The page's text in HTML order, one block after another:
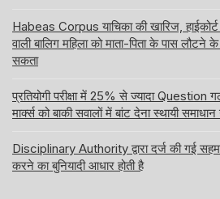
Habeas Corpus याचिका की खारिज,
वाली बालिग महिला को माता-पिता के पास लौटने
सकता
प्रतियोगी परीक्षा में 25% से ज्यादा
मार्क्स को बाकी सवालों में बांट देना स्थायी समाधान
Disciplinary Authority द्वारा दर्ज की गई
करने का बुनियादी आधार होती है